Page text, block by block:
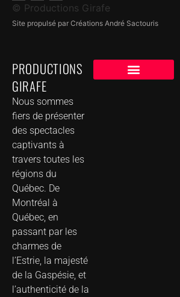
© Productions Girafe
Site propulsé par Créations André Sactouris
PRODUCTIONS
GIRAFE
Nous sommes
fiers de présenter
des spectacles
captivants à
travers toutes les
régions du
Québec. De
Montréal à
Québec, en
passant par les
charmes de
l’Estrie, la majesté
de la Gaspésie, et
l’authenticité de la